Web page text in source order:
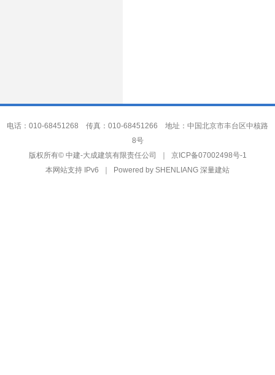
电话：010-68451268 传真：010-68451266 地址：中国北京市丰台区中核路
8号
版权所有© 中建-大成建筑有限责任公司
京ICP备07002498号-1
本网站支持 IPv6 ｜ Powered by SHENLIANG 深量建站